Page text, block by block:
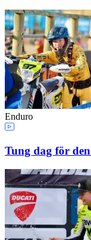
Enduro
Tung dag för